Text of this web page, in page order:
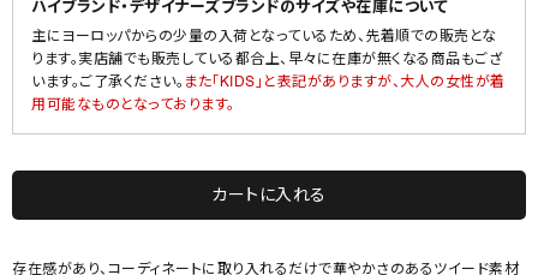
ハイブランド・デザイナーズブランドのサイズや在庫について
主にヨーロッパからの少量の入荷となっているため、先着順での販売とな
ります。実店舗でも販売している都合上、早々に在庫が無くなる商品もござ
います。ご了承ください。 また「KIDS」と表記がありますが、大人の女性が着
用可能なものとなっております。
カートに入れる
存在感があり、コーディネートに取り入れるだけで華やかさのあるツイード素材